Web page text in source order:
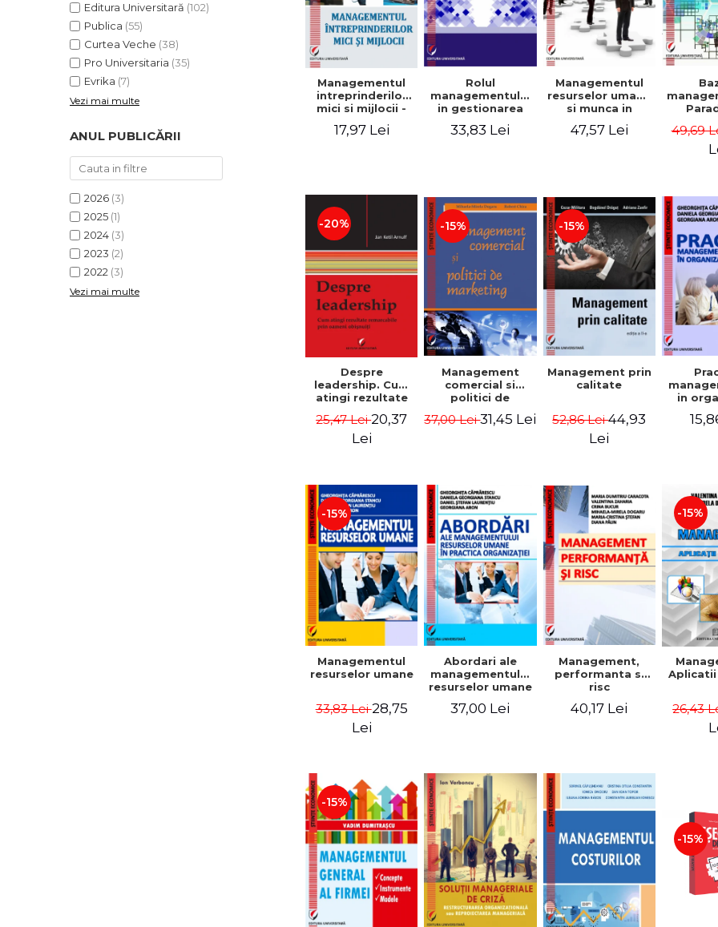
Editura Universitară (102)
Publica (55)
Curtea Veche (38)
Pro Universitaria (35)
Evrika (7)
Vezi mai multe
ANUL PUBLICĂRII
2026 (3)
2025 (1)
2024 (3)
2023 (2)
2022 (3)
Vezi mai multe
Managementul
intreprinderilor
mici si mijlocii -
Elena David,
Mihaela-Mirela
17,97 Lei
Rolul
managementului
in gestionarea
eficienta a
activitatii firmei -
Dogaru,
Valentina Zaharia
33,83 Lei
Managementul
resurselor umane
si munca in
47,57 Lei 49,69
-20%
Despre
leadership. Cum
atingi rezultate
oameni obisnuiti
25,47 Lei20,37
Lei
-15%
Management
comercial si
politici de
37,00 Lei31,45 Lei
-15%
Management prin
calitate
52,86 Lei44,93
Lei
in
-15%
Managementul
resurselor umane
33,83 Lei28,75
Lei
Abordari ale
managementului
resurselor umane
organizatiei
37,00 Lei
Management,
performanta si
risc
40,17 Lei
-15%
26,43
-15%
-15%